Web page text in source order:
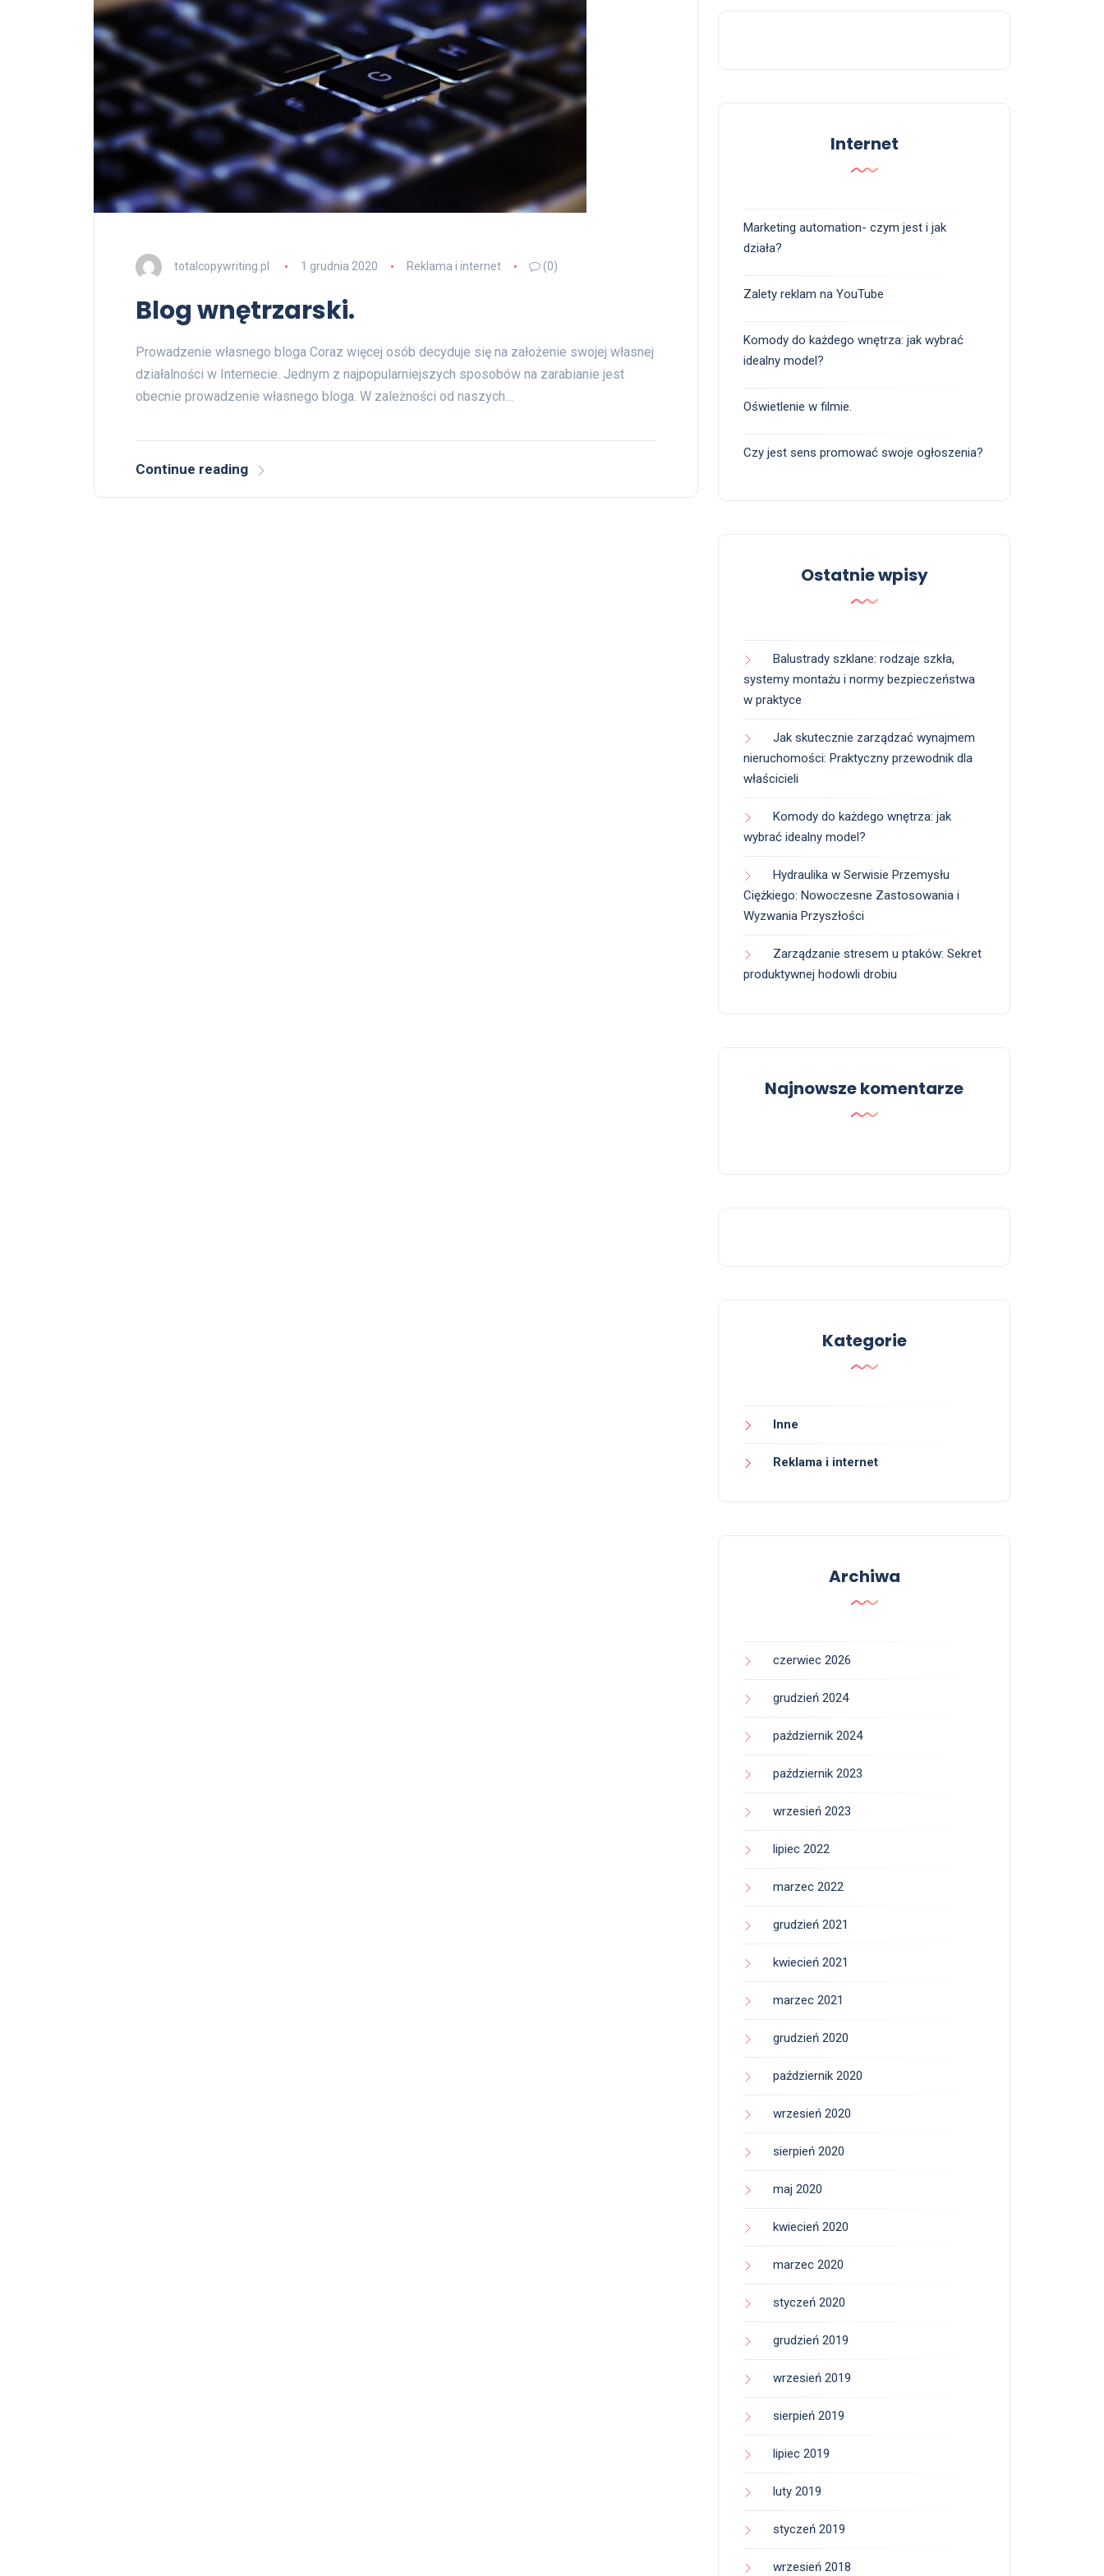
totalcopywriting.pl 1 grudnia 2020 Reklama i internet (0)
Blog wnętrzarski.
Prowadzenie własnego bloga Coraz więcej osób decyduje się na założenie swojej własnej
działalności w Internecie. Jednym z najpopularniejszych sposobów na zarabianie jest
obecnie prowadzenie własnego bloga. W zależności od naszych…
Continue reading
Internet
Marketing automation- czym jest i jak
działa?
Zalety reklam na YouTube
Komody do każdego wnętrza: jak wybrać
idealny model?
Oświetlenie w filmie.
Czy jest sens promować swoje ogłoszenia?
Ostatnie wpisy
Balustrady szklane: rodzaje szkła,
systemy montażu i normy bezpieczeństwa
w praktyce
Jak skutecznie zarządzać wynajmem
nieruchomości: Praktyczny przewodnik dla
właścicieli
Komody do każdego wnętrza: jak
wybrać idealny model?
Hydraulika w Serwisie Przemysłu
Ciężkiego: Nowoczesne Zastosowania i
Wyzwania Przyszłości
Zarządzanie stresem u ptaków: Sekret
produktywnej hodowli drobiu
Najnowsze komentarze
Kategorie
Inne
Reklama i internet
Archiwa
czerwiec 2026
grudzień 2024
październik 2024
październik 2023
wrzesień 2023
lipiec 2022
marzec 2022
grudzień 2021
kwiecień 2021
marzec 2021
grudzień 2020
październik 2020
wrzesień 2020
sierpień 2020
maj 2020
kwiecień 2020
marzec 2020
styczeń 2020
grudzień 2019
wrzesień 2019
sierpień 2019
lipiec 2019
luty 2019
styczeń 2019
wrzesień 2018